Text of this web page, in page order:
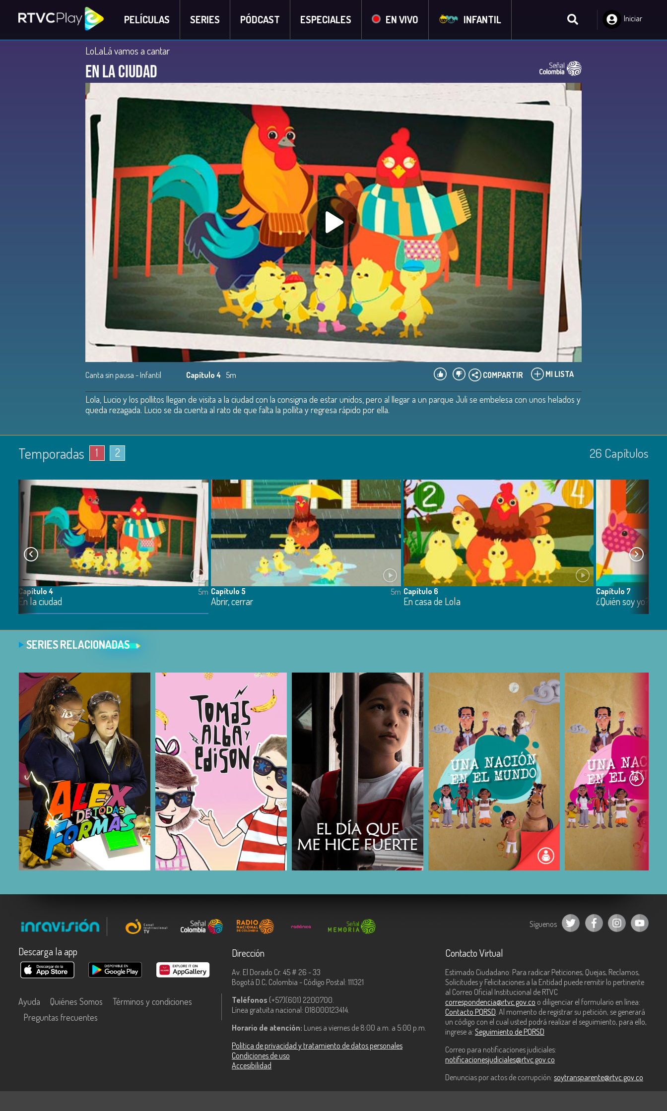
PELÍCULAS SERIES PÓDCAST ESPECIALES EN VIVO INFANTIL
Iniciar
LoLaLá vamos a cantar
En la ciudad
Canta sin pausa - Infantil Capítulo 4 5m MI LISTA
COMPARTIR
Lola, Lucio y los pollitos llegan de visita a la ciudad con la consigna de estar unidos, pero al llegar a un parque Juli se embelesa con unos helados y
queda rezagada. Lucio se da cuenta al rato de que falta la pollita y regresa rápido por ella.
Temporadas 1 2 26 Capí­tulos
Capítulo 4
En la ciudad
5m Capítulo 5
Abrir, cerrar
5m Capítulo 6
En casa de Lola
Capítulo 7
¿Quién soy yo?
SERIES RELACIONADAS
COMPARTIR COMPARTIR COMPARTIR
Síguenos
Descarga la app
Ayuda Quiénes Somos
Términos y condiciones
Preguntas frecuentes
Dirección
Av. El Dorado Cr. 45 # 26 - 33
Bogotá D.C, Colombia - Código Postal: 111321
Teléfonos (+57)(601) 2200700.
Línea gratuita nacional: 018000123414.
Horario de atención: Lunes a viernes de 8:00 a.m. a 5:00 p.m.
Política de privacidad y tratamiento de datos personales
Condiciones de uso
Accesibilidad
Contacto Virtual
Estimado Ciudadano: Para radicar Peticiones, Quejas, Reclamos,
Solicitudes y Felicitaciones a la Entidad puede remitir lo pertinente
al Correo Oficial Institucional de RTVC
correspondencia@rtvc.gov.co o diligenciar el formulario en línea:
Contacto PQRSD . Al momento de registrar su petición, se generará
un código con el cual usted podrá realizar el seguimiento, para ello,
ingrese a: Seguimiento de PQRSD
Correo para notificaciones judiciales:
notificacionesjudiciales@rtvc.gov.co
Denuncias por actos de corrupción: soytransparente@rtvc.gov.co